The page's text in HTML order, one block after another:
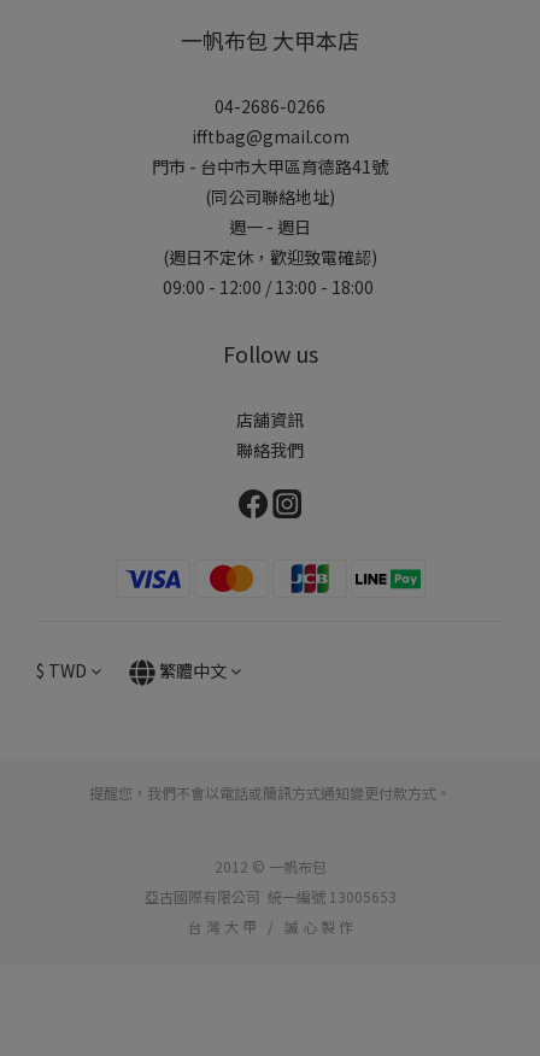
一帆布包 大甲本店
04-2686-0266
ifftbag@gmail.com
門市 - 台中市大甲區育德路41號
(同公司聯絡地址)
週一 - 週日
(週日不定休，歡迎致電確認)
09:00 - 12:00 / 13:00 - 18:00
Follow us
店舖資訊
聯絡我們
$ TWD 繁體中文
提醒您，我們不會以電話或簡訊方式通知變更付款方式。
2012 © 一帆布包
亞古國際有限公司 統一編號 13005653
台 灣 大 甲 / 誠 心 製 作